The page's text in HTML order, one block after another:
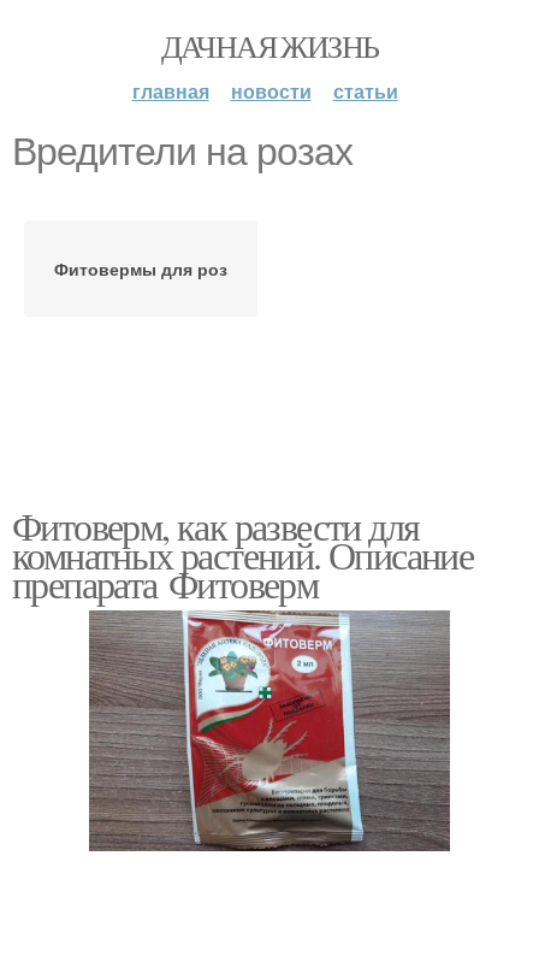
ДАЧНАЯ ЖИЗНЬ
главная новости статьи
Вредители на розах
Фитовермы для роз
Фитоверм, как развести для
комнатных растений. Описание
препарата Фитоверм